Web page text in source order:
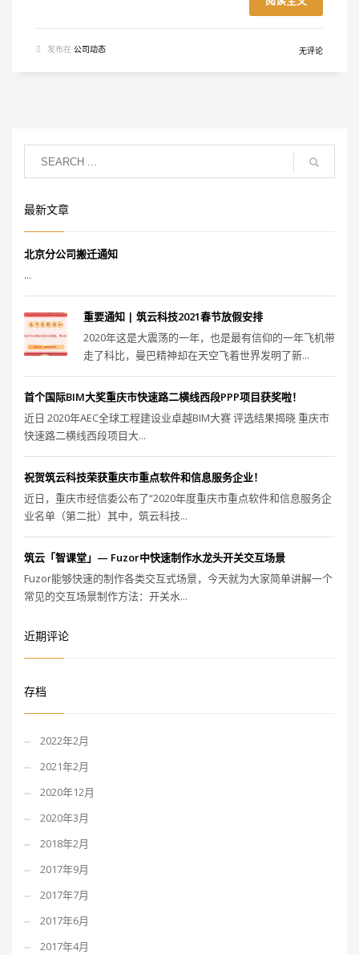
发布在 公司动态 无评论
最新文章
北京分公司搬迁通知
...
重要通知 | 筑云科技2021春节放假安排
2020年这是大震荡的一年，也是最有信仰的一年飞机带
走了科比，曼巴精神却在天空飞着世界发明了新...
首个国际BIM大奖重庆市快速路二横线西段PPP项目获奖啦！
近日 2020年AEC全球工程建设业卓越BIM大赛 评选结果揭晓 重庆市
快速路二横线西段项目大...
祝贺筑云科技荣获重庆市重点软件和信息服务企业！
近日，重庆市经信委公布了“2020年度重庆市重点软件和信息服务企
业名单（第二批）其中，筑云科技...
筑云「智课堂」— Fuzor中快速制作水龙头开关交互场景
Fuzor能够快速的制作各类交互式场景，今天就为大家简单讲解一个
常见的交互场景制作方法：开关水...
近期评论
存档
2022年2月
2021年2月
2020年12月
2020年3月
2018年2月
2017年9月
2017年7月
2017年6月
2017年4月